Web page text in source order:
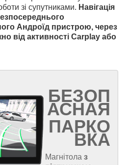
зі супутниками. Навігація
Андроїд пристрою, через
від активності Carplay або
БЕЗОП
АСНАЯ
ПАРКО
ВКА
Магнітола з